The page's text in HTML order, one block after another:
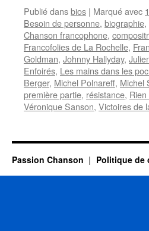
Publié dansbios | Marqué avec
Besoin de personne, biographie,
Chanson francophone,
Francofolies de La Rochelle,
Goldman, Johnny Hallyday,
Enfoirés, Les mains dans les
Berger, Michel Polnareff, Michel
première partie, résistance,
Véronique Sanson, Victoires de
Passion Chanson Politique de